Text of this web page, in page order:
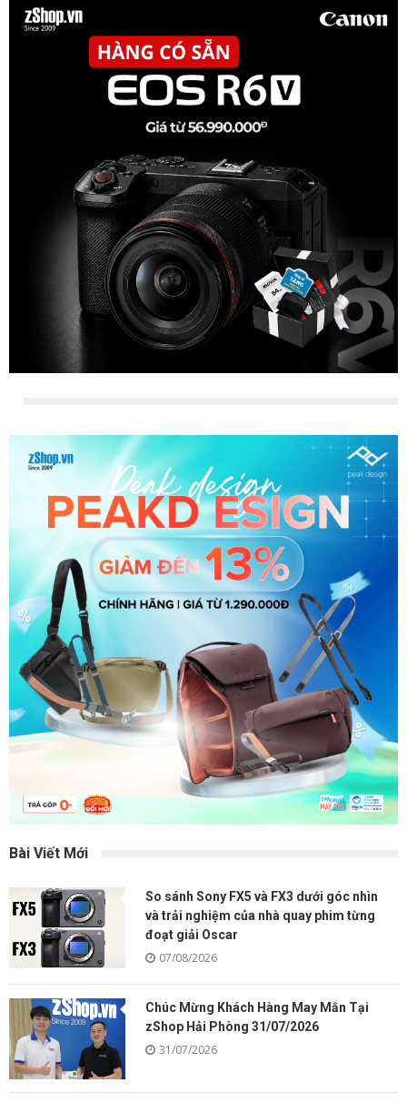
Bài Viết Mới
So sánh Sony FX5 và FX3 dưới góc nhìn
và trải nghiệm của nhà quay phim từng
đoạt giải Oscar
07/08/2026
Chúc Mừng Khách Hàng May Mắn Tại
zShop Hải Phòng 31/07/2026
31/07/2026